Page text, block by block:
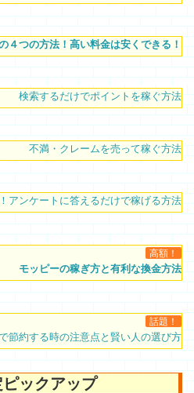
４つの方法！高い料金は安くできる！
検索するだけでポイントを稼ぐ方法
不満・クレームを売って稼ぐ方法
アンケートに答えるだけで稼げる方法
高額！
モッピーの稼ぎ方と有利な換金方法
話題！
節約する時の注意点と賢い人の選び方
ックアップ